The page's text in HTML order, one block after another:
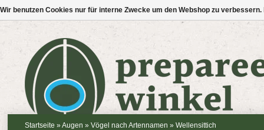
Startseite » Augen » Vögel nach Artennamen » Wellensittich
Wir benutzen Cookies nur für interne Zwecke um den Webshop zu